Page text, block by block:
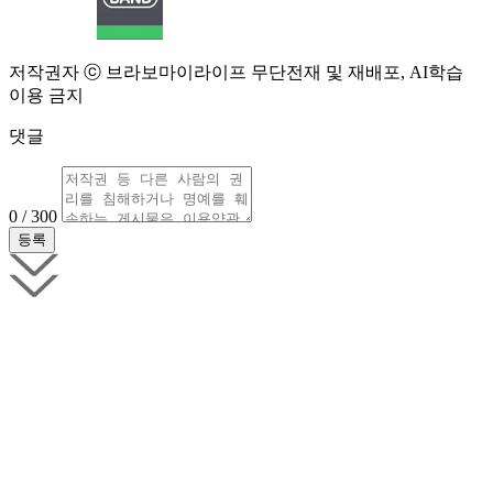
저작권자 ⓒ 브라보마이라이프 무단전재 및 재배포, AI학습
이용 금지
댓글
0 / 300